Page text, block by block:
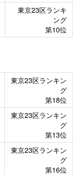
東京23区ランキ
ング
第10位
東京23区ランキン
グ
第18位
東京23区ランキン
グ
第13位
東京23区ランキン
グ
第16位